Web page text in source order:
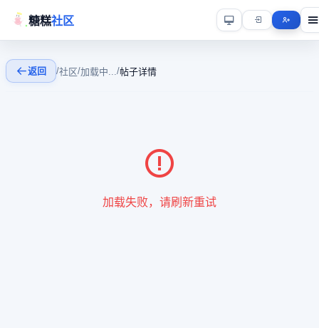
糖糕社区
返回 /社区/加载中.../帖子详情
加载失败，请刷新重试